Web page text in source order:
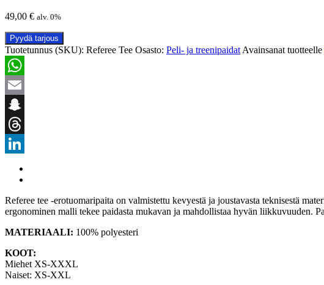
49,00 € alv. 0%
Pyydä tarjous
Tuotetunnus (SKU): Referee Tee Osasto: Peli- ja treenipaidat Avainsanat tuotteelle
WhatsApp
Email
Snapchat
Threads
Referee tee -erotuomaripaita on valmistettu kevyestä ja joustavasta teknisestä
ergonominen malli tekee paidasta mukavan ja mahdollistaa hyvän liikkuvuuden.
MATERIAALI: 100% polyesteri
KOOT:
Miehet XS‐XXXL
Naiset: XS‐XXL